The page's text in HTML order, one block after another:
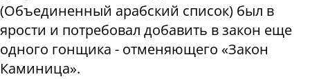
(Объединенный арабский список) был в
ярости и потребовал добавить в закон еще
одного гонщика - отменяющего «Закон
Каминица».